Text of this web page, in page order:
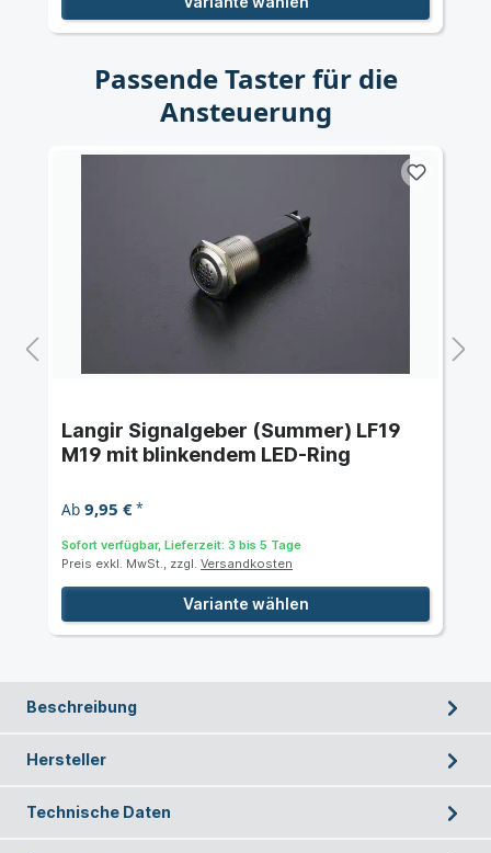
Passende Taster für die
Ansteuerung
Langir Signalgeber (Summer) LF19
M19 mit blinkendem LED-Ring
Ab 9,95 €*
Sofort verfügbar, Lieferzeit: 3 bis 5 Tage
Preis exkl. MwSt., zzgl. Versandkosten
Variante wählen
Beschreibung
Hersteller
Technische Daten